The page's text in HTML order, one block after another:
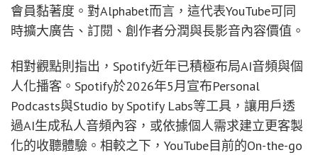
會員黏著度。對Alphabet而言，這代表YouTube可同
時擴大廣告、訂閱、創作者分潤與長影音內容價值。
相對觀點則指出，Spotify近年已積極布局AI音頻與個
人化播客。Spotify於2026年5月宣布Personal
Podcasts與Studio by Spotify Labs等工具，讓用戶透
過AI生成私人音頻內容，或依據個人需求建立更客製
化的收聽體驗。相較之下，YouTube目前的On-the-go